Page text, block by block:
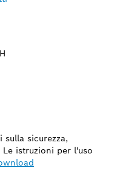
sulla sicurezza,
istruzioni per l'uso